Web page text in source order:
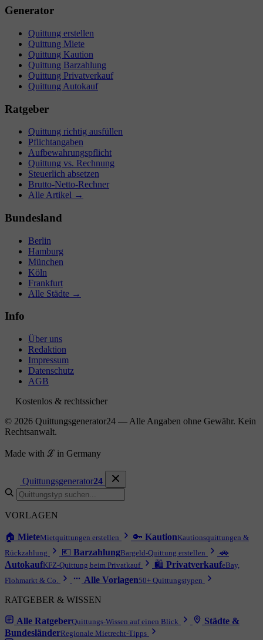
Generator
Quittung erstellen
Quittung Miete
Quittung Kaution
Quittung Barzahlung
Quittung Privatverkauf
Quittung Autokauf
Ratgeber
Quittung richtig ausfüllen
Pflichtangaben
Aufbewahrungspflicht
Quittung vs. Rechnung
Steuerlich absetzen
Brutto-Netto-Rechner
Alle Artikel →
Bundesland
Berlin
Hamburg
München
Köln
Frankfurt
Alle Städte →
Info
Über uns
Redaktion
Impressum
Datenschutz
AGB
Kostenlos & rechtssicher
© 2026 Quittungsgenerator24 — Alle Angaben ohne Gewähr. Kein
Rechtsanwalt.
Made with ℒ in Germany
Quittungsgenerator24
VORLAGEN
🏠 MieteMietquittungen erstellen 🔑 KautionKautionsquittungen &
Rückzahlung
💶 BarzahlungBargeld-Quittung erstellen
🚗
AutokaufKFZ-Quittung beim Privatkauf 🛍 PrivatverkaufeBay,
Flohmarkt & Co.
Alle Vorlagen50+ Quittungstypen
RATGEBER & WISSEN
Alle RatgeberQuittungs-Wissen auf einen Blick
Städte &
BundesländerRegionale Mietrecht-Tipps